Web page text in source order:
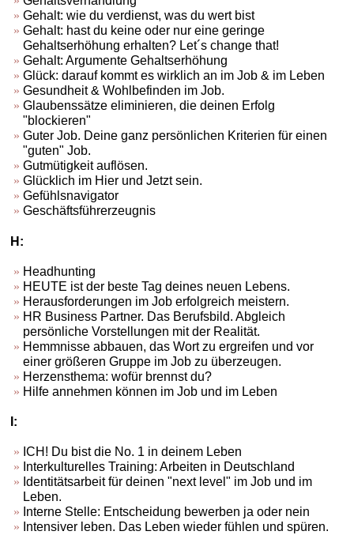
Gehalt: wie du verdienst, was du wert bist
Gehalt: hast du keine oder nur eine geringe
Gehaltserhöhung erhalten? Let´s change that!
Gehalt: Argumente Gehaltserhöhung
Glück: darauf kommt es wirklich an im Job & im Leben
Gesundheit & Wohlbefinden im Job.
Glaubenssätze eliminieren, die deinen Erfolg
"blockieren"
Guter Job. Deine ganz persönlichen Kriterien für einen
"guten" Job.
Gutmütigkeit auflösen.
Glücklich im Hier und Jetzt sein.
Gefühlsnavigator
Geschäftsführerzeugnis
H:
Headhunting
HEUTE ist der beste Tag deines neuen Lebens.
Herausforderungen im Job erfolgreich meistern.
HR Business Partner. Das Berufsbild. Abgleich
persönliche Vorstellungen mit der Realität.
Hemmnisse abbauen, das Wort zu ergreifen und vor
einer größeren Gruppe im Job zu überzeugen.
Herzensthema: wofür brennst du?
Hilfe annehmen können im Job und im Leben
I:
ICH! Du bist die No. 1 in deinem Leben
Interkulturelles Training: Arbeiten in Deutschland
Identitätsarbeit für deinen "next level" im Job und im
Leben.
Interne Stelle: Entscheidung bewerben ja oder nein
Intensiver leben. Das Leben wieder fühlen und spüren.